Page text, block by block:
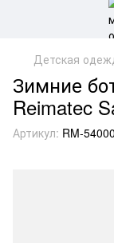
Детская
Зимние
Reimatec
Артикул: RM-